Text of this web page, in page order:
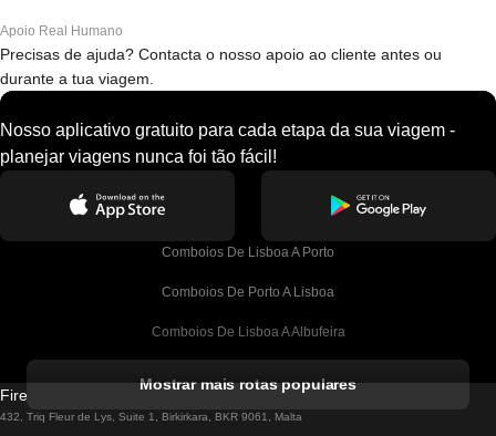
Apoio Real Humano
Precisas de ajuda? Contacta o nosso apoio ao cliente antes ou
durante a tua viagem.
Nosso aplicativo gratuito para cada etapa da sua viagem -
planejar viagens nunca foi tão fácil!
Comboios De Lisboa A Porto
Comboios De Porto A Lisboa
Comboios De Lisboa A Albufeira
Comboios De Lisboa A Lagos
Mostrar mais rotas populares
Firebird GT Limited (OC 1451)
432, Triq Fleur de Lys, Suite 1, Birkirkara, BKR 9061, Malta